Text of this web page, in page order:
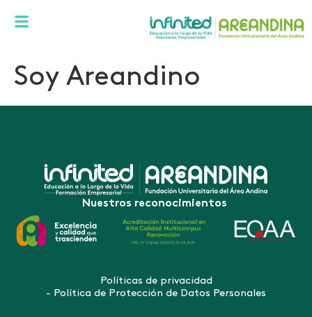
Soy Areandino
Nuestros reconocimientos
Políticas de privacidad
- Política de Protección de Datos Personales